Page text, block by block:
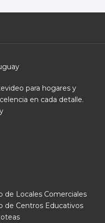
para hogares y
en cada detalle.
Locales Comerciales
de Centros Educativos